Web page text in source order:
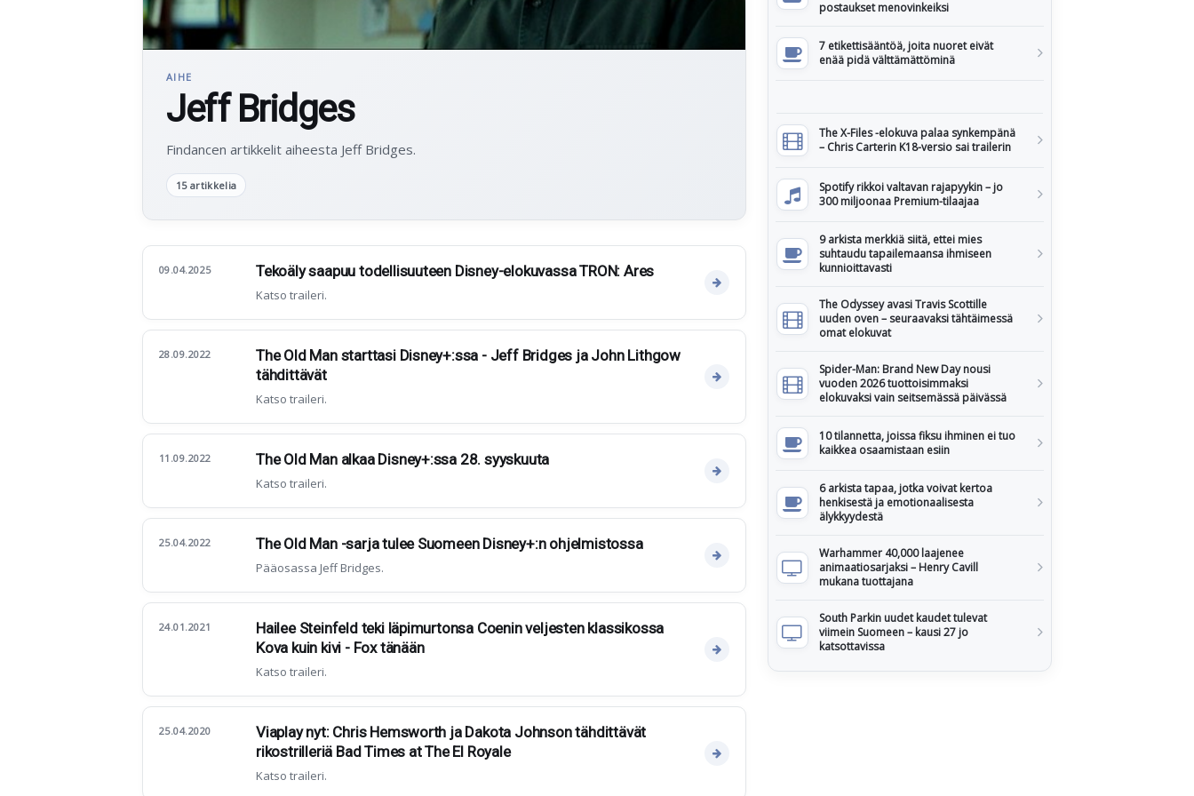
AIHE
Jeff Bridges
Findancen artikkelit aiheesta Jeff Bridges.
15 artikkelia
09.04.2025 Tekoäly saapuu todellisuuteen Disney-elokuvassa TRON: Ares
Katso traileri.
28.09.2022
The Old Man starttasi Disney+:ssa - Jeff Bridges ja John Lithgow
tähdittävät
Katso traileri.
11.09.2022 The Old Man alkaa Disney+:ssa 28. syyskuuta
Katso traileri.
25.04.2022 The Old Man -sarja tulee Suomeen Disney+:n ohjelmistossa
Pääosassa Jeff Bridges.
24.01.2021
Hailee Steinfeld teki läpimurtonsa Coenin veljesten klassikossa
Kova kuin kivi - Fox tänään
Katso traileri.
25.04.2020
Viaplay nyt: Chris Hemsworth ja Dakota Johnson tähdittävät
rikostrilleriä Bad Times at The El Royale
Katso traileri.
postaukset menovinkeiksi
7 etikettisääntöä, joita nuoret eivät
enää pidä välttämättöminä
The X-Files -elokuva palaa synkempänä
– Chris Carterin K18-versio sai trailerin
Spotify rikkoi valtavan rajapyykin – jo
300 miljoonaa Premium-tilaajaa
9 arkista merkkiä siitä, ettei mies
suhtaudu tapailemaansa ihmiseen
kunnioittavasti
The Odyssey avasi Travis Scottille
uuden oven – seuraavaksi tähtäimessä
omat elokuvat
Spider-Man: Brand New Day nousi
vuoden 2026 tuottoisimmaksi
elokuvaksi vain seitsemässä päivässä
10 tilannetta, joissa fiksu ihminen ei tuo
kaikkea osaamistaan esiin
6 arkista tapaa, jotka voivat kertoa
henkisestä ja emotionaalisesta
älykkyydestä
Warhammer 40,000 laajenee
animaatiosarjaksi – Henry Cavill
mukana tuottajana
South Parkin uudet kaudet tulevat
viimein Suomeen – kausi 27 jo
katsottavissa